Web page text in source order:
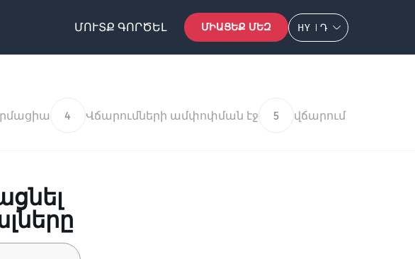
ՄՈՒՏՔ ԳՈՐԾԵԼ ՄԻԱՑԵՔ ՄԵԶ HY Դ
4 Վճարումների ամփոփման էջ 5 վճարում